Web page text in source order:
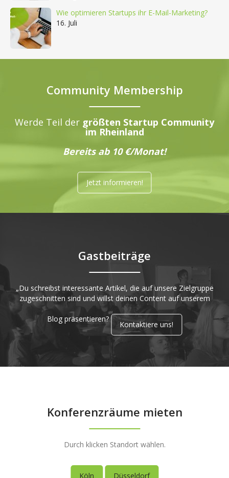
Wie optimieren Startups ihr E-Mail-Marketing?
16. Juli
Community Membership
Werde Teil der größten Startup Community
im Rheinland
Bereits ab 10 €/Monat!
Jetzt informieren!
Gastbeiträge
„Du schreibst interessante Artikel, die auf unsere Zielgruppe
zugeschnitten sind und willst deinen Content auf unserem
Blog präsentieren?
Kontaktiere uns!
Konferenzräume mieten
Durch klicken Standort wählen.
Köln Düsseldorf